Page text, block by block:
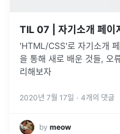
TIL 07 | 자기소개 페이
'HTML/CSS'로 자기소개
을 통해 새로 배운 것들, 오
리해보자
2020년 7월 17일 · 4개의 댓글
by meow